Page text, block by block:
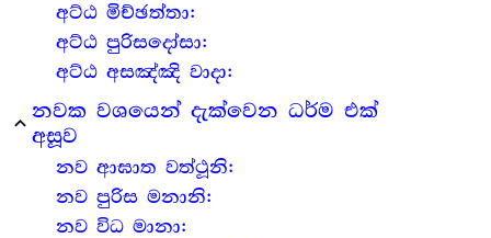
අට්ඨ මිච්ඡත්තා:
අට්ඨ පුරිසදෝසා:
අට්ඨ අසඤ්ඤි වාදා:
expand_less
නවක වශයෙන් දැක්වෙන ධර්ම එක්
අසූව
නව ආඝාත වත්ථූනි:
නව පුරිස මනානි:
නව විධ මානා: